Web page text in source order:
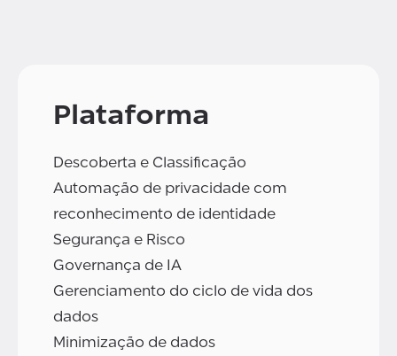
Plataforma
Descoberta e Classificação
Automação de privacidade com
reconhecimento de identidade
Segurança e Risco
Governança de IA
Gerenciamento do ciclo de vida dos
dados
Minimização de dados